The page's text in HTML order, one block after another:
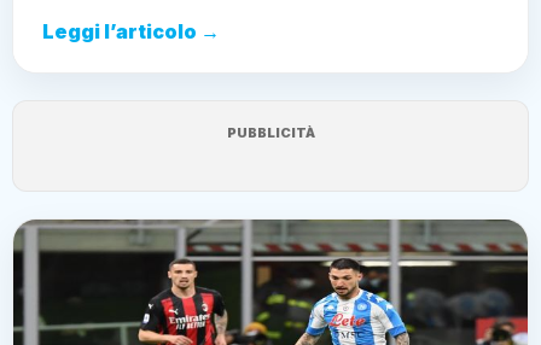
Leggi l’articolo →
PUBBLICITÀ